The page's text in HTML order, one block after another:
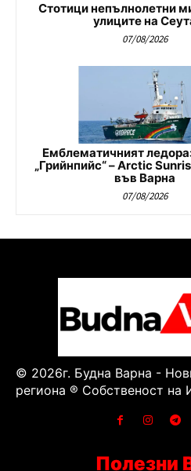
Стотици непълнолетни
улиците на
07/08/2026
Емблематичният
„Грийнпийс“ – Arctic
във Варна
07/08/2026
© 2026г. Будна Варна -
региона ® Собственост
Полезни